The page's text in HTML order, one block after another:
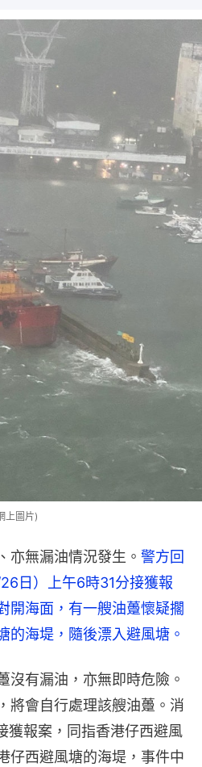
上圖片)
亦無漏油情況發生。 警方回
日）上午6時31分接獲報
開海面，有一艘油躉懷疑擱
的海堤，隨後漂入避風塘。
沒有漏油，亦無即時危險。
將會自行處理該艘油躉。消
獲報案，同指香港仔西避風
仔西避風塘的海堤，事件中